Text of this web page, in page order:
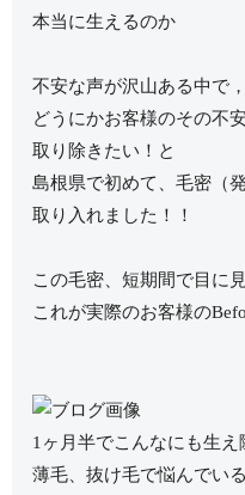
本当に生えるのか
不安な声が沢山ある中で，
どうにかお客様のその不
取り除きたい！と
島根県で初めて、毛密（
取り入れました！！
この毛密、短期間で目に
これが実際のお客様の
1ヶ月半でこんなにも生え
薄毛、抜け毛で悩んでいる